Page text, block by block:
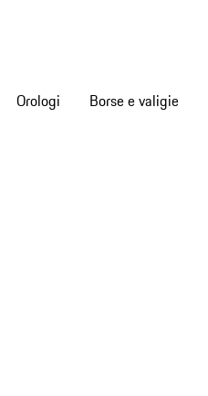
Orologi Borse e valigie